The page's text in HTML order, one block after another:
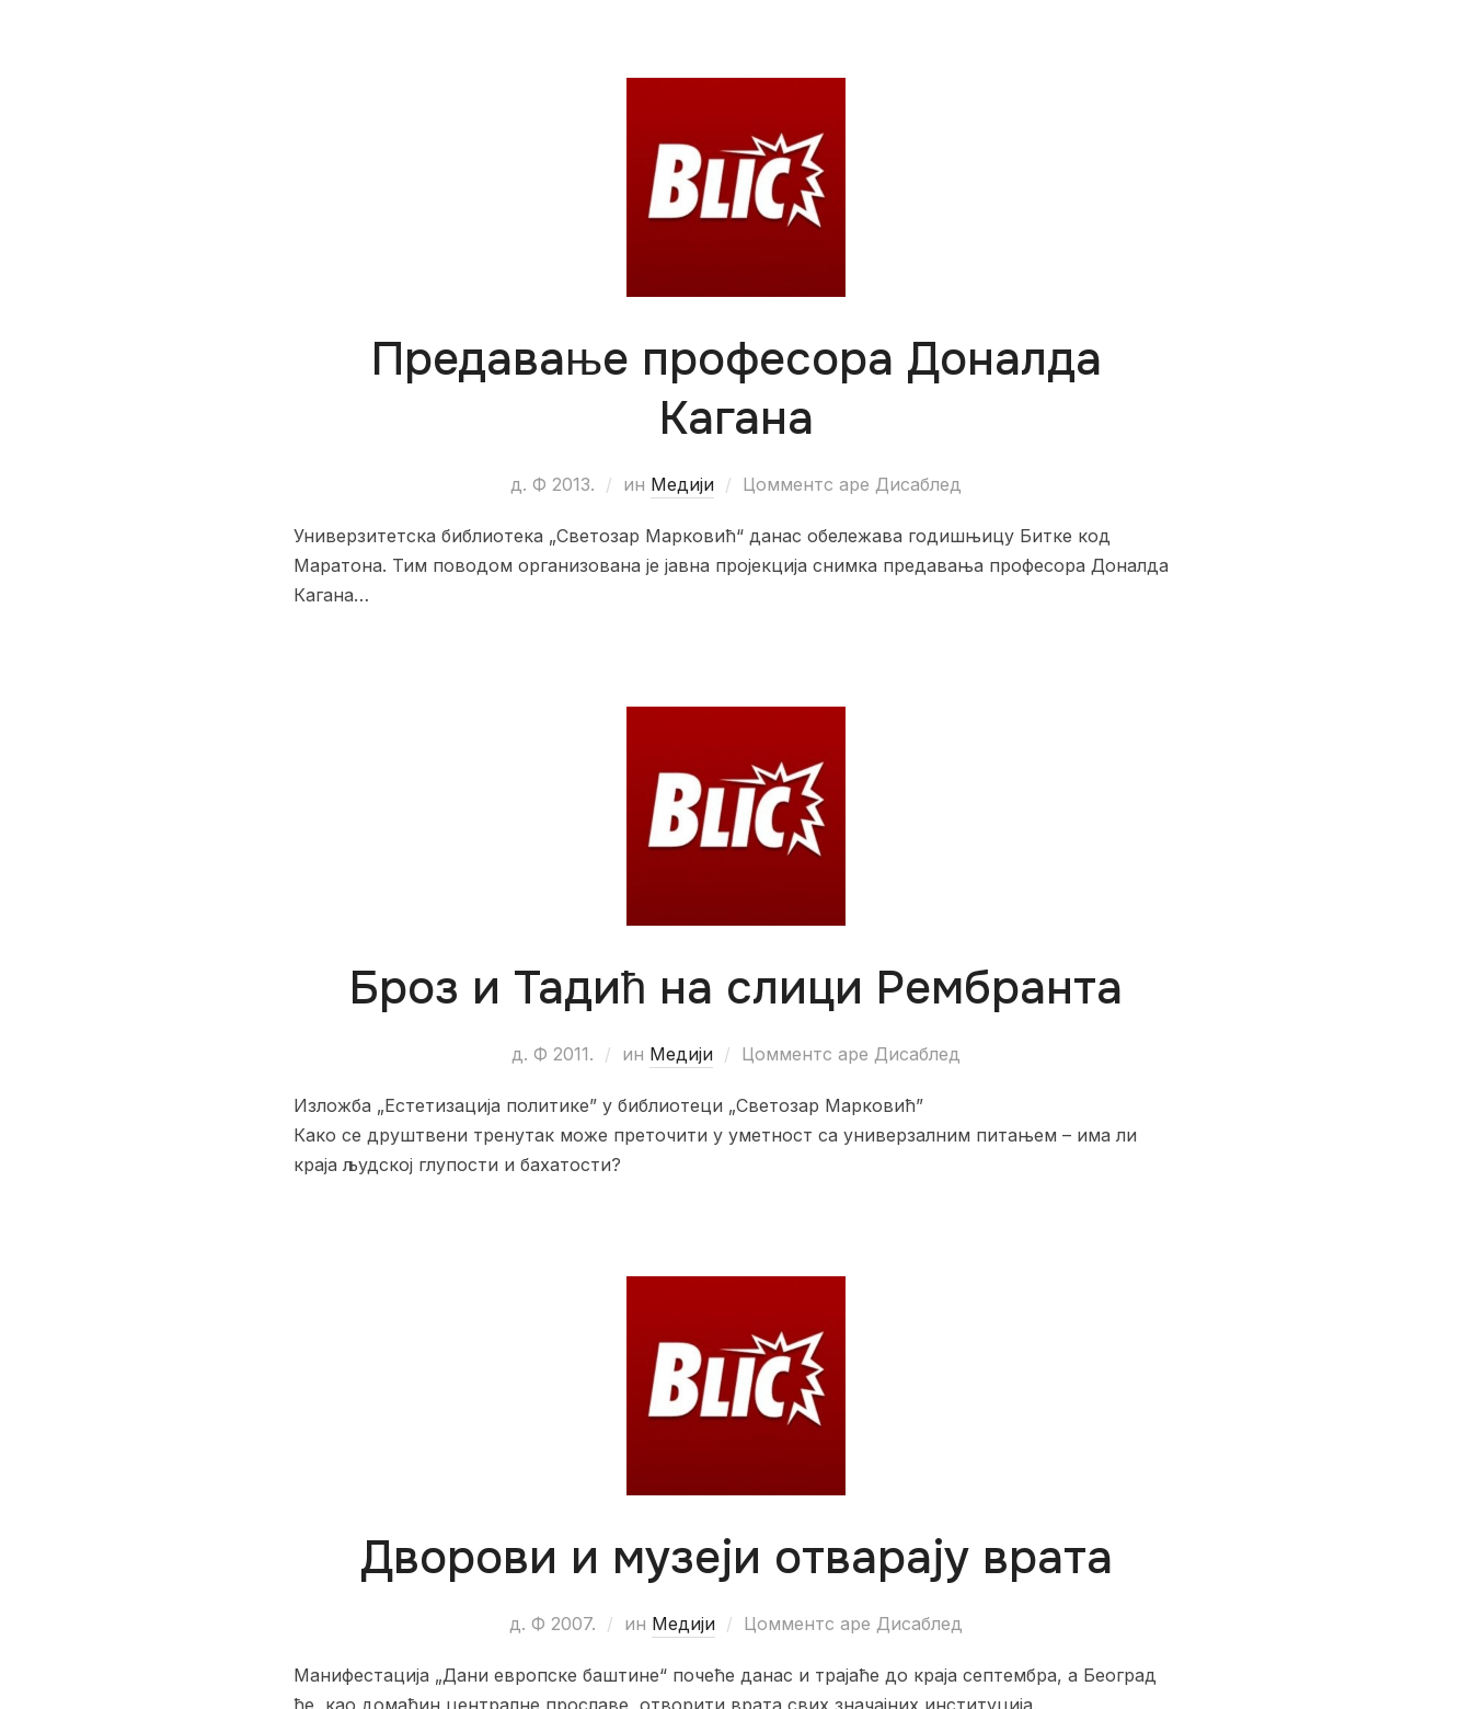
Предавање професора Доналда
Кагана
д. Ф 2013. ин Медији Цомментс аре Дисаблед
Универзитетска библиотека „Светозар Марковић“ данас обележава годишњицу Битке код
Маратона. Тим поводом организована је јавна пројекција снимка предавања професора Доналда
Кагана…
Броз и Тадић на слици Рембранта
д. Ф 2011. ин Медији Цомментс аре Дисаблед
Изложба „Естетизација политике” у библиотеци „Светозар Марковић”
Како се друштвени тренутак може преточити у уметност са универзалним питањем – има ли
краја људској глупости и бахатости?
Дворови и музеји отварају врата
д. Ф 2007. ин Медији Цомментс аре Дисаблед
Манифестација „Дани европске баштине“ почеће данас и трајаће до краја септембра, а Београд
ће, као домаћин централне прославе, отворити врата свих значајних институција.